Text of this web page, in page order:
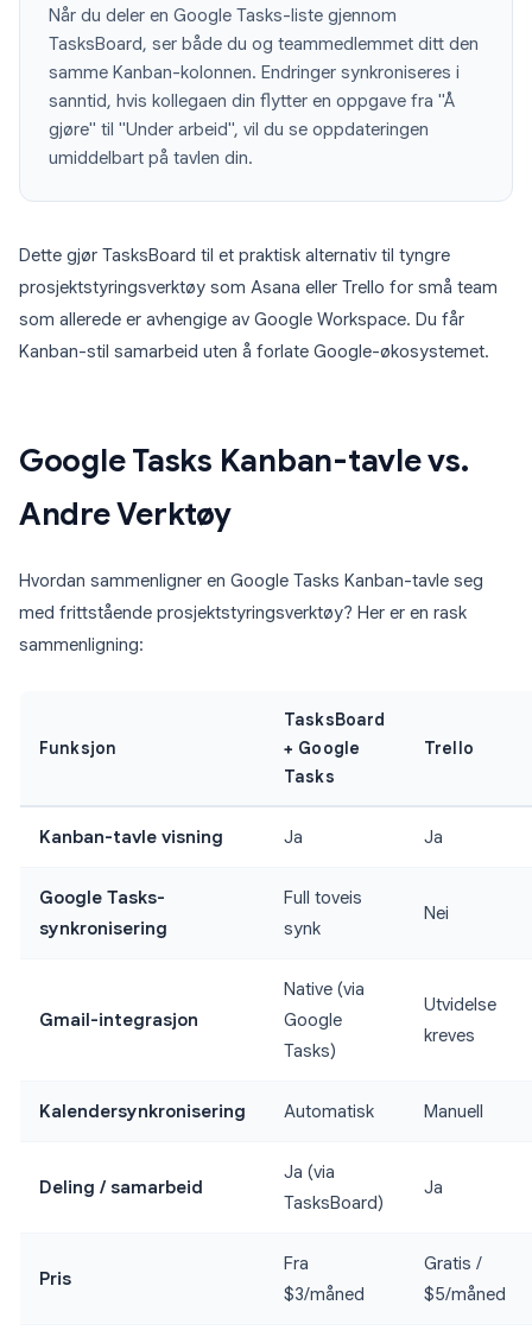
Når du deler en Google Tasks-liste gjennom
TasksBoard, ser både du og teammedlemmet ditt den
samme Kanban-kolonnen. Endringer synkroniseres i
sanntid, hvis kollegaen din flytter en oppgave fra "Å
gjøre" til "Under arbeid", vil du se oppdateringen
umiddelbart på tavlen din.
Dette gjør TasksBoard til et praktisk alternativ til tyngre
prosjektstyringsverktøy som Asana eller Trello for små team
som allerede er avhengige av Google Workspace. Du får
Kanban-stil samarbeid uten å forlate Google-økosystemet.
Google Tasks Kanban-tavle vs.
Andre Verktøy
Hvordan sammenligner en Google Tasks Kanban-tavle seg
med frittstående prosjektstyringsverktøy? Her er en rask
sammenligning:
Funksjon
TasksBoard
+ Google
Tasks
Trello
Kanban-tavle visning Ja Ja
Google Tasks-
synkronisering
Full toveis
synk
Nei
Gmail-integrasjon
Native (via
Google
Tasks)
Utvidelse
kreves
Kalendersynkronisering Automatisk Manuell
Deling / samarbeid
Ja (via
TasksBoard)
Ja
Pris
Fra
$3/måned
Gratis /
$5/måned